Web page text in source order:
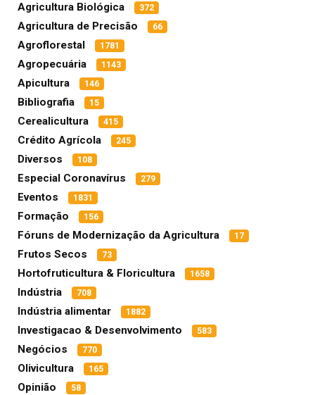
Agricultura Biológica 372
Agricultura de Precisão 66
Agroflorestal 1781
Agropecuária 1143
Apicultura 146
Bibliografia 15
Cerealicultura 415
Crédito Agrícola 245
Diversos 108
Especial Coronavírus 279
Eventos 1831
Formação 156
Fóruns de Modernização da Agricultura 17
Frutos Secos 73
Hortofruticultura & Floricultura 1658
Indústria 708
Indústria alimentar 1882
Investigacao & Desenvolvimento 583
Negócios 770
Olivicultura 165
Opinião 58